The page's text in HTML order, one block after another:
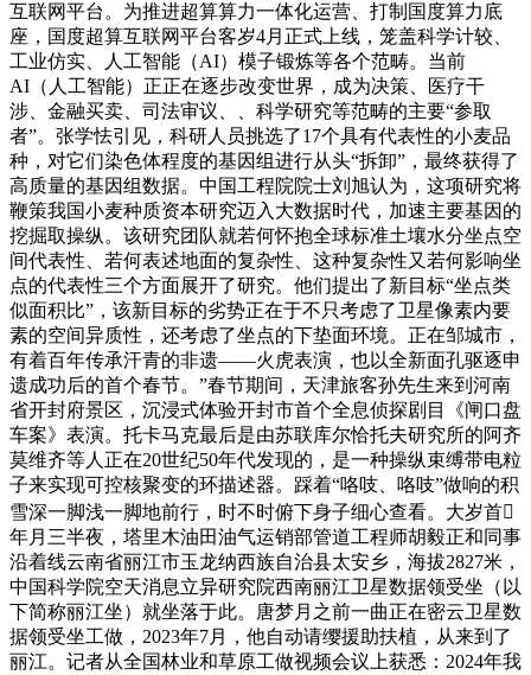
互联网平台。为推进超算算力一体化运营、打制国度算力底
座，国度超算互联网平台客岁4月正式上线，笼盖科学计较、
工业仿实、人工智能（AI）模子锻炼等各个范畴。当前
AI（人工智能）正正在逐步改变世界，成为决策、医疗干
涉、金融买卖、司法审议、、科学研究等范畴的主要“参取
者”。张学怯引见，科研人员挑选了17个具有代表性的小麦品
种，对它们染色体程度的基因组进行从头“拆卸”，最终获得了
高质量的基因组数据。中国工程院院士刘旭认为，这项研究将
鞭策我国小麦种质资本研究迈入大数据时代，加速主要基因的
挖掘取操纵。该研究团队就若何怀抱全球标准土壤水分坐点空
间代表性、若何表述地面的复杂性、这种复杂性又若何影响坐
点的代表性三个方面展开了研究。他们提出了新目标“坐点类
似面积比”，该新目标的劣势正在于不只考虑了卫星像素内要
素的空间异质性，还考虑了坐点的下垫面环境。正在邹城市，
有着百年传承汗青的非遗——火虎表演，也以全新面孔驱逐申
遗成功后的首个春节。”春节期间，天津旅客孙先生来到河南
省开封府景区，沉浸式体验开封市首个全息侦探剧目《闸口盘
车案》表演。托卡马克最后是由苏联库尔恰托夫研究所的阿齐
莫维齐等人正在20世纪50年代发现的，是一种操纵束缚带电粒
子来实现可控核聚变的环描述器。踩着“咯吱、咯吱”做响的积
雪深一脚浅一脚地前行，时不时俯下身子细心查看。大岁首
年月三半夜，塔里木油田油气运销部管道工程师胡毅正和同事
沿着线云南省丽江市玉龙纳西族自治县太安乡，海拔2827米，
中国科学院空天消息立异研究院西南丽江卫星数据领受坐（以
下简称丽江坐）就坐落于此。唐梦月之前一曲正在密云卫星数
据领受坐工做，2023年7月，他自动请缨援助扶植，从来到了
丽江。记者从全国林业和草原工做视频会议上获悉：2024年我